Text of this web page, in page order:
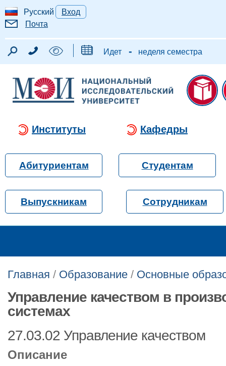
Русский
Вход
Почта
Идет - неделя семестра
Институты Кафедры
Абитуриентам Студентам
Выпускникам Сотрудникам
Главная / Образование / Основные
Управление качеством в
системах
27.03.02 Управление качеством
Описание